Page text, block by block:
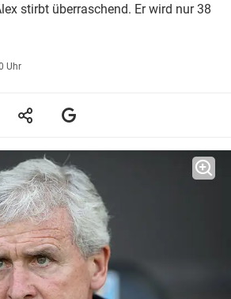
stirbt überraschend. Er wird nur 38
Uhr